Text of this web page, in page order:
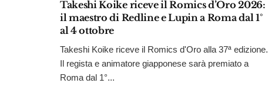
Takeshi Koike riceve il Romics d’Oro 2026:
il maestro di Redline e Lupin a Roma dal 1°
al 4 ottobre
Takeshi Koike riceve il Romics d'Oro alla 37ª edizione.
Il regista e animatore giapponese sarà premiato a
Roma dal 1°...